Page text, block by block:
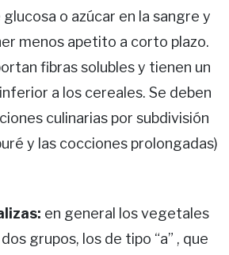
o azúcar en la sangre y
menos apetito a corto plazo.
fibras solubles y tienen un
a los cereales. Se deben
culinarias por subdivisión
y las cocciones prolongadas)
en general los vegetales
grupos, los de tipo “a” , que